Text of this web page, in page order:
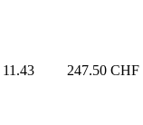
11.43 247.50 CHF